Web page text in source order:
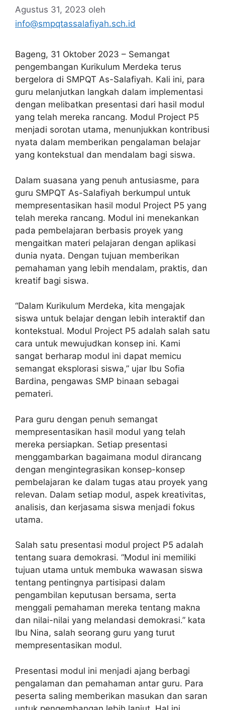
Agustus 31, 2023 oleh
info@smpqtassalafiyah.sch.id
Bageng, 31 Oktober 2023 – Semangat
pengembangan Kurikulum Merdeka terus
bergelora di SMPQT As-Salafiyah. Kali ini, para
guru melanjutkan langkah dalam implementasi
dengan melibatkan presentasi dari hasil modul
yang telah mereka rancang. Modul Project P5
menjadi sorotan utama, menunjukkan kontribusi
nyata dalam memberikan pengalaman belajar
yang kontekstual dan mendalam bagi siswa.
Dalam suasana yang penuh antusiasme, para
guru SMPQT As-Salafiyah berkumpul untuk
mempresentasikan hasil modul Project P5 yang
telah mereka rancang. Modul ini menekankan
pada pembelajaran berbasis proyek yang
mengaitkan materi pelajaran dengan aplikasi
dunia nyata. Dengan tujuan memberikan
pemahaman yang lebih mendalam, praktis, dan
kreatif bagi siswa.
“Dalam Kurikulum Merdeka, kita mengajak
siswa untuk belajar dengan lebih interaktif dan
kontekstual. Modul Project P5 adalah salah satu
cara untuk mewujudkan konsep ini. Kami
sangat berharap modul ini dapat memicu
semangat eksplorasi siswa,” ujar Ibu Sofia
Bardina, pengawas SMP binaan sebagai
pemateri.
Para guru dengan penuh semangat
mempresentasikan hasil modul yang telah
mereka persiapkan. Setiap presentasi
menggambarkan bagaimana modul dirancang
dengan mengintegrasikan konsep-konsep
pembelajaran ke dalam tugas atau proyek yang
relevan. Dalam setiap modul, aspek kreativitas,
analisis, dan kerjasama siswa menjadi fokus
utama.
Salah satu presentasi modul project P5 adalah
tentang suara demokrasi. “Modul ini memiliki
tujuan utama untuk membuka wawasan siswa
tentang pentingnya partisipasi dalam
pengambilan keputusan bersama, serta
menggali pemahaman mereka tentang makna
dan nilai-nilai yang melandasi demokrasi.” kata
Ibu Nina, salah seorang guru yang turut
mempresentasikan modul.
Presentasi modul ini menjadi ajang berbagi
pengalaman dan pemahaman antar guru. Para
peserta saling memberikan masukan dan saran